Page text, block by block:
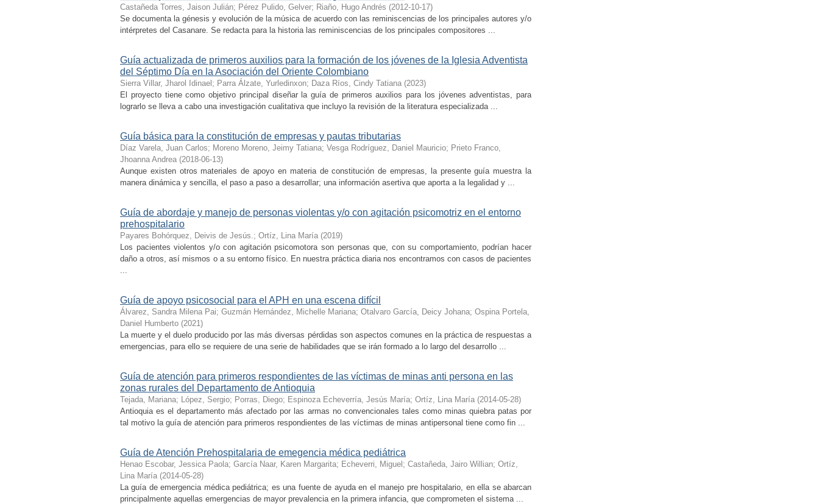
Castañeda Torres, Jaison Julián; Pérez Pulido, Gelver; Riaño, Hugo Andrés (2012-10-17)
Se documenta la génesis y evolución de la música de acuerdo con las reminiscencias de los principales autores y/o
intérpretes del Casanare. Se redacta para la historia las reminiscencias de los principales compositores ...
Guía actualizada de primeros auxilios para la formación de los jóvenes de la Iglesia Adventista
del Séptimo Día en la Asociación del Oriente Colombiano
Sierra Villar, Jharol Idinael ; Parra Álzate, Yurledinxon; Daza Ríos, Cindy Tatiana (2023)
El proyecto tiene como objetivo principal diseñar la guía de primeros auxilios para los jóvenes adventistas, para
lograrlo se lleva a cabo una investigación cualitativa que incluyo la revisión de la literatura especializada ...
Guía básica para la constitución de empresas y pautas tributarias
Díaz Varela, Juan Carlos; Moreno Moreno, Jeimy Tatiana; Vesga Rodríguez, Daniel Mauricio; Prieto Franco,
Jhoanna Andrea (2018-06-13)
Aunque existen otros materiales de apoyo en materia de constitución de empresas, la presente guía muestra la
manera dinámica y sencilla, el paso a paso a desarrollar; una información asertiva que aporta a la legalidad y ...
Guía de abordaje y manejo de personas violentas y/o con agitación psicomotriz en el entorno
prehospitalario
Payares Bohórquez, Deivis de Jesús.; Ortíz, Lina María (2019)
Los pacientes violentos y/o con agitación psicomotora son personas que, con su comportamiento, podrían hacer
daño a otros, así mismos o a su entorno físico. En nuestra práctica diaria nos encontramos con casos de pacientes
...
Guía de apoyo psicosocial para el APH en una escena difícil
Álvarez, Sandra Milena Pai; Guzmán Hernández, Michelle Mariana; Otalvaro García, Deicy Johana; Ospina Portela,
Daniel Humberto (2021)
La muerte y el duelo producido por las más diversas pérdidas son aspectos comunes en la práctica de respuestas a
emergencias, para ello se requiere de una serie de habilidades que se irán formado a lo largo del desarrollo ...
Guía de atención para primeros respondientes de las víctimas de minas anti persona en las
zonas rurales del Departamento de Antioquia
Tejada, Mariana; López, Sergio; Porras, Diego; Espinoza Echeverría, Jesús María; Ortíz, Lina María (2014-05-28)
Antioquia es el departamento más afectado por las armas no convencionales tales como minas quiebra patas por
tal motivo la guía de atención para primeros respondientes de las víctimas de minas antipersonal tiene como fin ...
Guía de Atención Prehospitalaria de emegencia médica pediátrica
Henao Escobar, Jessica Paola; García Naar, Karen Margarita; Echeverri, Miguel ; Castañeda, Jairo Willian; Ortíz,
Lina María (2014-05-28)
La guía de emergencia médica pediátrica; es una fuente de ayuda en el manejo pre hospitalario, en ella se abarcan
principalmente aquellas emergencias de mayor prevalencia en la primera infancia, que comprometen el sistema ...